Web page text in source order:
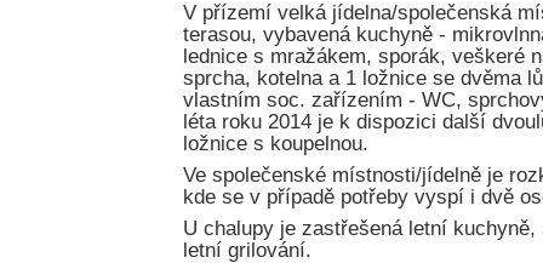
V přízemí velká jídelna/společenská
terasou, vybavená kuchyně -
lednice s mražákem, sporák, veškeré
sprcha, kotelna a 1 ložnice se dvěma
vlastním soc. zařízením - WC,
léta roku 2014 je k dispozici další
ložnice s koupelnou.
Ve společenské místnosti/jídelně je
kde se v případě potřeby vyspí i dvě
U chalupy je zastřešená letní kuchyně,
letní grilování.